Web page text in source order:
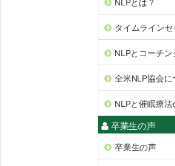
タイムライン
NLPとコーチ
全米NLP協会に
NLPと催眠療
卒業生の声
卒業生の声